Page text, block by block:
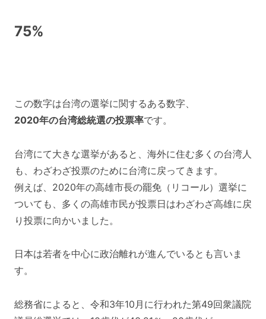
75%
この数字は台湾の選挙に関するある数字、
2020年の台湾総統選の投票率です。
台湾にて大きな選挙があると、海外に住む多くの台湾人
も、わざわざ投票のために台湾に戻ってきます。
例えば、2020年の高雄市長の罷免（リコール）選挙に
ついても、多くの高雄市民が投票日はわざわざ高雄に戻
り投票に向かいました。
日本は若者を中心に政治離れが進んでいるとも言いま
す。
総務省によると、令和3年10月に行われた第49回衆議院